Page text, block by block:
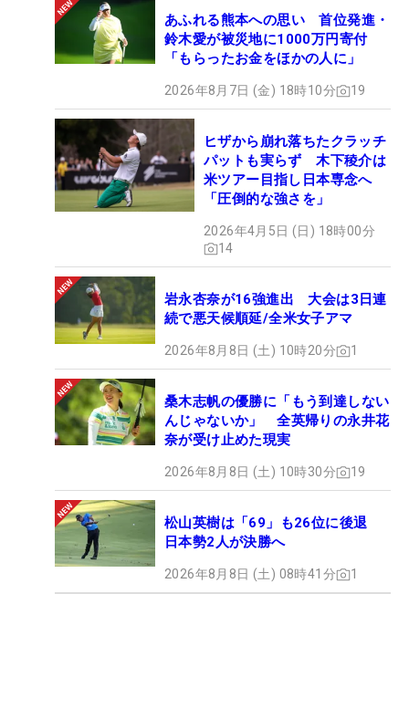
あふれる熊本への思い 首位発進・
鈴木愛が被災地に1000万円寄付
「もらったお金をほかの人に」
2026年8月7日 (金) 18時10分 19
ヒザから崩れ落ちたクラッチ
パットも実らず 木下稜介は
米ツアー目指し日本専念へ
「圧倒的な強さを」
2026年4月5日 (日) 18時00分
14
岩永杏奈が16強進出 大会は3日連
続で悪天候順延/全米女子アマ
2026年8月8日 (土) 10時20分 1
桑木志帆の優勝に「もう到達しない
んじゃないか」 全英帰りの永井花
奈が受け止めた現実
2026年8月8日 (土) 10時30分 19
松山英樹は「69」も26位に後退
日本勢2人が決勝へ
2026年8月8日 (土) 08時41分 1